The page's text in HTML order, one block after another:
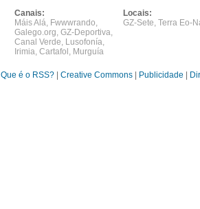
Canais:
Máis Alá, Fwwwrando,
Galego.org, GZ-Deportiva,
Canal Verde, Lusofonía,
Irimia, Cartafol , Murguía
Locais:
GZ-Sete, Terra Eo-
Que é o RSS? Creative Commons Publicidade